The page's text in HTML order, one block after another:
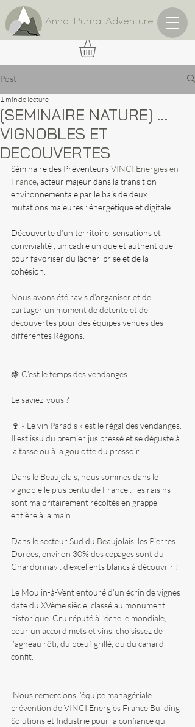
Anna Purna Adventure
Post
[SEMINAIRE NATURE] …
VIGNOBLES ET
DECOUVERTES
1 min de lecture
Séminaire des PréventeursVINCI Energies en
France,acteur majeur dans la transition
environnementale par le bais de deux
mutations majeures : énergétique et digitale.
Découverte d’un territoire, sensations et
convivialité ; un cadre unique et authentique
pour favoriser du lâcher-prise et de la
cohésion.
Nous avons été ravis d’organiser et de
partager un moment de détente et de
découvertes pour des équipes venues des
différentes Régions.
🍇 C’est le temps des vendanges ...
Le saviez-vous ?
🍷 « Le vin Paradis » est le régal des vendanges.
Il est issu du premier jus pressé et se déguste à
la tasse ou à la goulotte du pressoir.
Dans le Beaujolais, nous sommes dans le
vignoble le plus pentu de France :  les raisins
sont majoritairement récoltés en grappe
entière à la main.
Dans le secteur Sud du Beaujolais, les Pierres
Dorées, environ 30% des cépages sont du
Chardonnay : d’excellents blancs à découvrir !
Le Moulin-à-Vent entouré d’un écrin de vignes
date du XVème siècle, classé au monument
historique. Cru réputé à l’échelle mondiale,
pour un accord mets et vins, choisissez de
l’agneau rôti, du bœuf grillé, ou du canard
confit.
Nous remercions l’équipe managériale
prévention de VINCI Energies France Building
Solutions et Industrie pour la confiance qui